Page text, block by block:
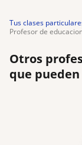
Tus clases
profesor de
Otros
que